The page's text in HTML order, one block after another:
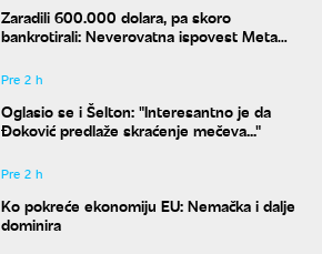
Zaradili 600.000 dolara, pa skoro
bankrotirali: Neverovatna ispovest Meta
Pre 2 h
Oglasio se i Šelton: "Interesantno je da
Đoković predlaže skraćenje mečeva..."
Pre 2 h
Ko pokreće ekonomiju EU: Nemačka i dalje
dominira